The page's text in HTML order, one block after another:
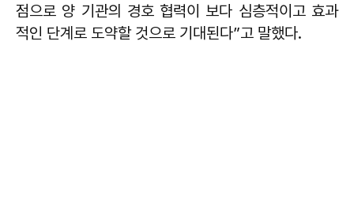
점으로 양 기관의 경호 협력이 보다 심층적이고 효과
적인 단계로 도약할 것으로 기대된다”고 말했다.